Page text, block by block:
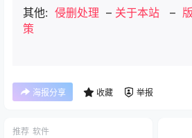
其他: 侵删处理 – 关于本站 –
策
海报分享 收藏 举报
推荐 软件